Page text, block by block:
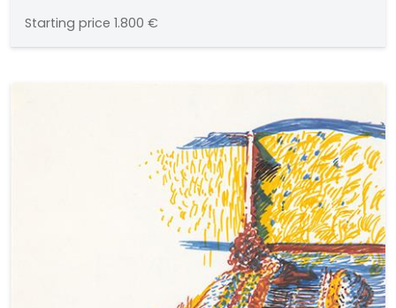
Barcelona. Colección particular
Starting price 1.800 €